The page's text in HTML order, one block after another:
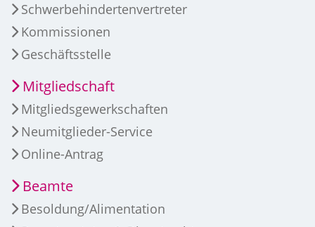
Schwerbehindertenvertreter
Kommissionen
Geschäftsstelle
Mitgliedschaft
Mitgliedsgewerkschaften
Neumitglieder-Service
Online-Antrag
Beamte
Besoldung/Alimentation